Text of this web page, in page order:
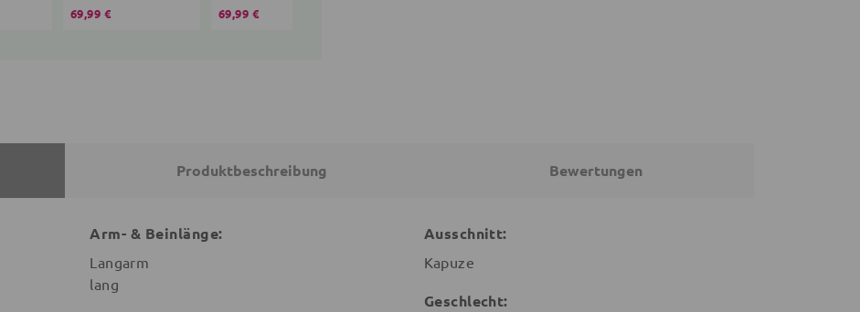
69,99 € 69,99 €
Produktbeschreibung Bewertungen
Arm- & Beinlänge:
Langarm
lang
Ausschnitt:
Kapuze
Geschlecht: